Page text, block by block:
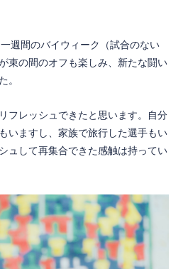
週間のバイウィーク（試合のない
束の間のオフも楽しみ、新たな闘い
。
フレッシュできたと思います。自分
いますし、家族で旅行した選手もい
ュして再集合できた感触は持ってい